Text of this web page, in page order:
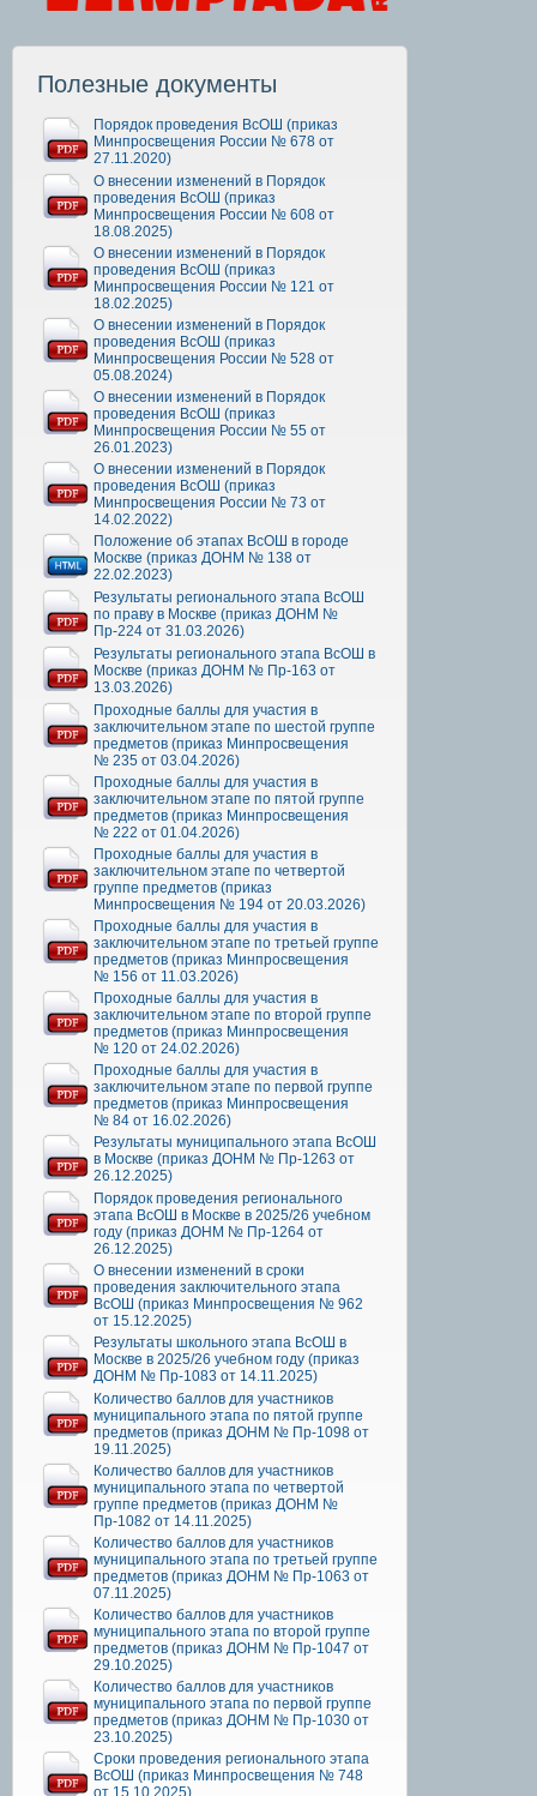
Полезные документы
Порядок проведения ВсОШ (приказ
Минпросвещения России № 678 от
27.11.2020)
О внесении изменений в Порядок
проведения ВсОШ (приказ
Минпросвещения России № 608 от
18.08.2025)
О внесении изменений в Порядок
проведения ВсОШ (приказ
Минпросвещения России № 121 от
18.02.2025)
О внесении изменений в Порядок
проведения ВсОШ (приказ
Минпросвещения России № 528 от
05.08.2024)
О внесении изменений в Порядок
проведения ВсОШ (приказ
Минпросвещения России № 55 от
26.01.2023)
О внесении изменений в Порядок
проведения ВсОШ (приказ
Минпросвещения России № 73 от
14.02.2022)
Положение об этапах ВсОШ в городе
Москве (приказ ДОНМ № 138 от
22.02.2023)
Результаты регионального этапа ВсОШ
по праву в Москве (приказ ДОНМ №
Пр-224 от 31.03.2026)
Результаты регионального этапа ВсОШ в
Москве (приказ ДОНМ № Пр-163 от
13.03.2026)
Проходные баллы для участия в
заключительном этапе по шестой группе
предметов (приказ Минпросвещения
№ 235 от 03.04.2026)
Проходные баллы для участия в
заключительном этапе по пятой группе
предметов (приказ Минпросвещения
№ 222 от 01.04.2026)
Проходные баллы для участия в
заключительном этапе по четвертой
группе предметов (приказ
Минпросвещения № 194 от 20.03.2026)
Проходные баллы для участия в
заключительном этапе по третьей группе
предметов (приказ Минпросвещения
№ 156 от 11.03.2026)
Проходные баллы для участия в
заключительном этапе по второй группе
предметов (приказ Минпросвещения
№ 120 от 24.02.2026)
Проходные баллы для участия в
заключительном этапе по первой группе
предметов (приказ Минпросвещения
№ 84 от 16.02.2026)
Результаты муниципального этапа ВсОШ
в Москве (приказ ДОНМ № Пр-1263 от
26.12.2025)
Порядок проведения регионального
этапа ВсОШ в Москве в 2025/26 учебном
году (приказ ДОНМ № Пр-1264 от
26.12.2025)
О внесении изменений в сроки
проведения заключительного этапа
ВсОШ (приказ Минпросвещения № 962
от 15.12.2025)
Результаты школьного этапа ВсОШ в
Москве в 2025/26 учебном году (приказ
ДОНМ № Пр-1083 от 14.11.2025)
Количество баллов для участников
муниципального этапа по пятой группе
предметов (приказ ДОНМ № Пр-1098 от
19.11.2025)
Количество баллов для участников
муниципального этапа по четвертой
группе предметов (приказ ДОНМ №
Пр-1082 от 14.11.2025)
Количество баллов для участников
муниципального этапа по третьей группе
предметов (приказ ДОНМ № Пр-1063 от
07.11.2025)
Количество баллов для участников
муниципального этапа по второй группе
предметов (приказ ДОНМ № Пр-1047 от
29.10.2025)
Количество баллов для участников
муниципального этапа по первой группе
предметов (приказ ДОНМ № Пр-1030 от
23.10.2025)
Сроки проведения регионального этапа
ВсОШ (приказ Минпросвещения № 748
от 15.10.2025)